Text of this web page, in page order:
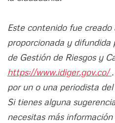
Este contenido fue
proporcionada y
de Gestión de Riesgos y
https://www.idiger.gov.co/
por un o una periodista
Si tienes alguna
necesitas más